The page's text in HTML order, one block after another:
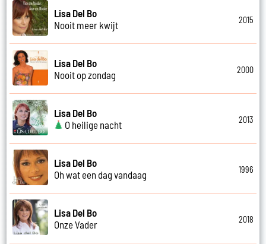
Lisa Del Bo
Nooit meer kwijt
2015
Lisa Del Bo
Nooit op zondag
2000
Lisa Del Bo
O heilige nacht
2013
Lisa Del Bo
Oh wat een dag vandaag
1996
Lisa Del Bo
Onze Vader
2018